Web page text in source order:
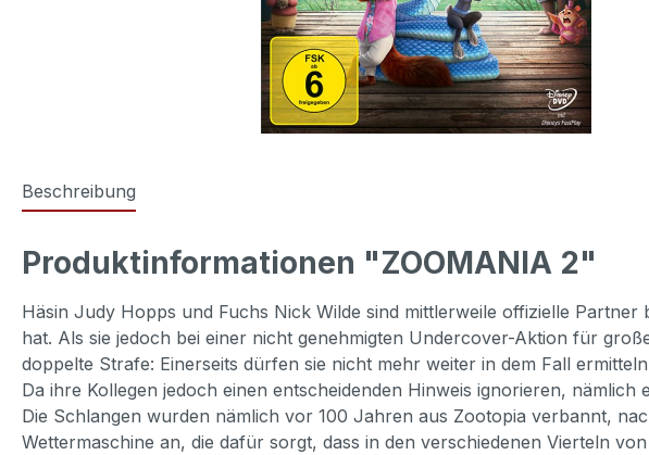
Beschreibung
Produktinformationen "ZOOMANIA 2"
Häsin Judy Hopps und Fuchs Nick Wilde sind mittlerweile offizielle
hat. Als sie jedoch bei einer nicht genehmigten Undercover-Aktion für
doppelte Strafe: Einerseits dürfen sie nicht mehr weiter in dem Fall
Da ihre Kollegen jedoch einen entscheidenden Hinweis ignorieren,
Die Schlangen wurden nämlich vor 100 Jahren aus Zootopia verbannt,
Wettermaschine an, die dafür sorgt, dass in den verschiedenen Vierteln